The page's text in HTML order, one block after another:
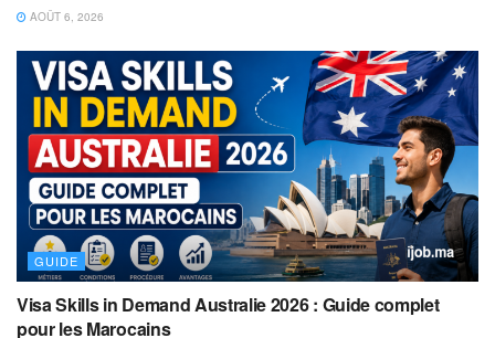
AOÛT 6, 2026
GUIDE
Visa Skills in Demand Australie 2026 : Guide complet
pour les Marocains